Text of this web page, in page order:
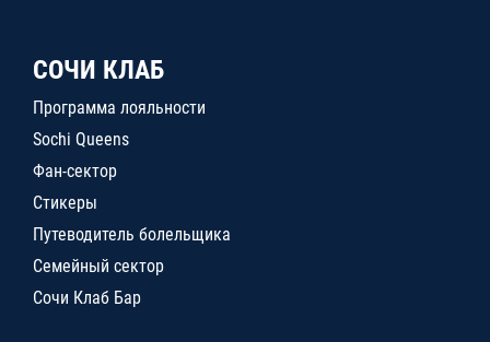
СОЧИ КЛАБ
Программа лояльности
Sochi Queens
Фан-сектор
Стикеры
Путеводитель болельщика
Семейный сектор
Сочи Клаб Бар